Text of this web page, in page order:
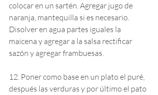
colocar en un sartén. Agregar jugo de
naranja, mantequilla si es necesario.
Disolver en agua partes iguales la
maicena y agregar a la salsa rectificar
sazón y agregar frambuesas.
12. Poner como base en un plato el puré,
después las verduras y por último el pato